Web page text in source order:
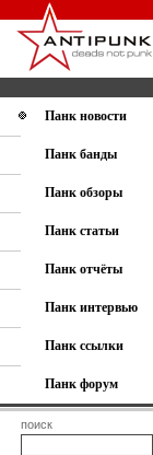
Панк новости
Панк банды
Панк обзоры
Панк статьи
Панк отчёты
Панк интервью
Панк ссылки
Панк форум
поиск